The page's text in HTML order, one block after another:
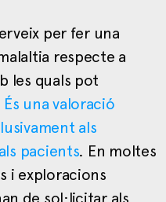
per fer una
respecte a
les quals pot
És una valoració
als
pacients. En moltes
i exploracions
de sol·licitar als